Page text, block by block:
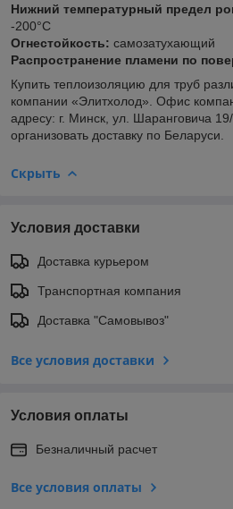
Нижний температурный предел
-200°C
Огнестойкость: самозатухающий
Распространение пламени по
Купить теплоизоляцию для труб
компании «Элитхолод». Офис
адресу: г. Минск, ул. Шаранговича
организовать доставку по Беларуси.
Скрыть
Условия доставки
Доставка курьером
Транспортная компания
Доставка "Самовывоз"
Все условия доставки
Условия оплаты
Безналичный расчет
Все условия оплаты